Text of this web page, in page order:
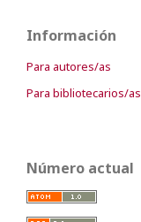
Información
Para autores/as
Para bibliotecarios/as
Número actual